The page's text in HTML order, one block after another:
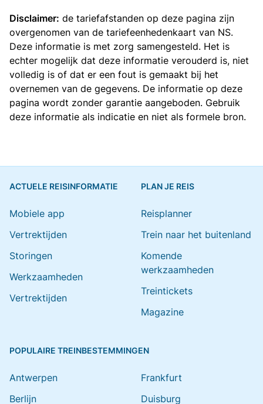
Disclaimer: de tariefafstanden op deze pagina zijn
overgenomen van de tariefeenhedenkaart van NS.
Deze informatie is met zorg samengesteld. Het is
echter mogelijk dat deze informatie verouderd is, niet
volledig is of dat er een fout is gemaakt bij het
overnemen van de gegevens. De informatie op deze
pagina wordt zonder garantie aangeboden. Gebruik
deze informatie als indicatie en niet als formele bron.
ACTUELE REISINFORMATIE
Mobiele app
Vertrektijden
Storingen
Werkzaamheden
Vertrektijden
PLAN JE REIS
Reisplanner
Trein naar het buitenland
Komende
werkzaamheden
Treintickets
Magazine
POPULAIRE TREINBESTEMMINGEN
Antwerpen
Berlijn
Frankfurt
Duisburg